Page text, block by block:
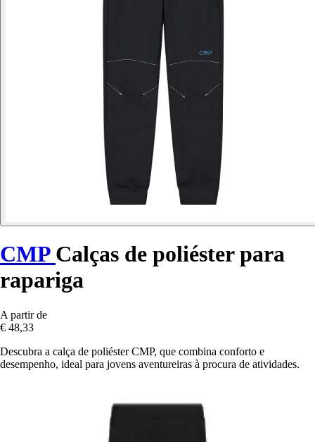
CMP Calças de poliéster para
rapariga
A partir de
€ 48,33
Descubra a calça de poliéster CMP, que combina conforto e
desempenho, ideal para jovens aventureiras à procura de atividades.